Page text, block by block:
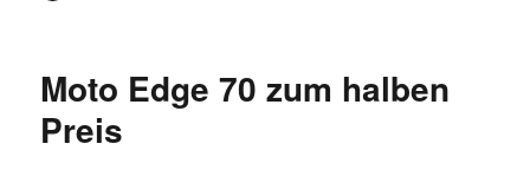
Moto Edge 70 zum halben
Preis